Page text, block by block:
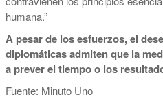
humana.”
A pesar de los esfuerzos, el
diplomáticas admiten que la
a prever el tiempo o los
Fuente: Minuto Uno